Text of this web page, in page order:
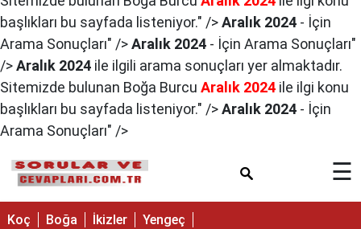
başlıkları bu sayfada listeniyor." />Aralık 2024 - İçin
Arama Sonuçları" />Aralık 2024 - İçin Arama Sonuçları"
/>Aralık 2024 ile ilgili arama sonuçları yer almaktadır.
Sitemizde bulunan Boğa Burcu Aralık 2024 ile ilgi konu
başlıkları bu sayfada listeniyor." />Aralık 2024 - İçin
Arama Sonuçları" />
×
☰
Koç Boğa İkizler Yengeç